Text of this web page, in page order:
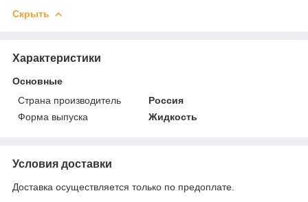
Скрыть
Характеристики
Основные
Страна производитель
Россия
Форма выпуска
Жидкость
Условия доставки
Доставка осуществляется только по предоплате.